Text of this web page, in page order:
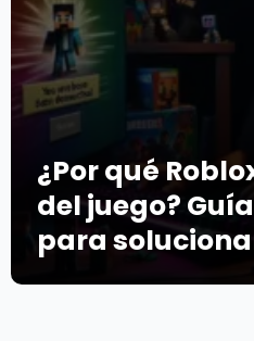
¿Por qué
del juego?
para